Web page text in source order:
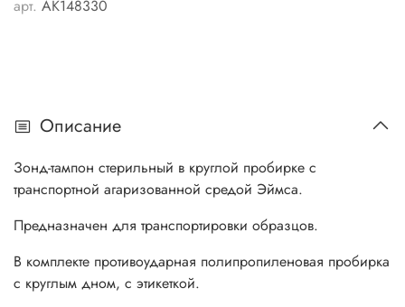
арт. АК148330
Описание
Зонд-тампон стерильный в круглой пробирке с
транспортной агаризованной средой Эймса.
Предназначен для транспортировки образцов.
В комплекте противоударная полипропиленовая пробирка
с круглым дном, с этикеткой.